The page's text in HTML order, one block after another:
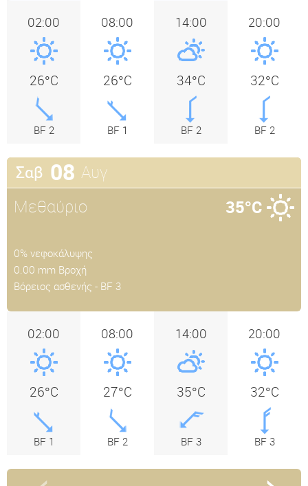
02:00
26°C
BF 2
08:00
26°C
BF 1
14:00
34°C
BF 2
20:00
32°C
BF 2
Σαβ 08 Αυγ
Μεθαύριο
35°C
0% νεφοκάλυψης
0.00 mm Βροχή
Βόρειος ασθενής - BF 3
02:00
26°C
BF 1
08:00
27°C
BF 2
14:00
35°C
BF 3
20:00
32°C
BF 3